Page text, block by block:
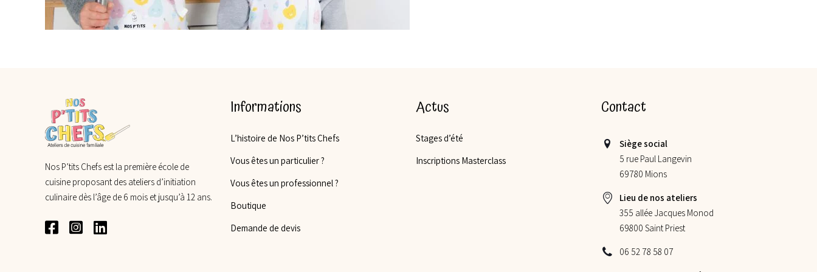
Nos P’tits Chefs est la première école de
cuisine proposant des ateliers d’initiation
culinaire dès l’âge de 6 mois et jusqu’à 12 ans.
Informations
L’histoire de Nos P’tits Chefs
Vous êtes un particulier ?
Vous êtes un professionnel ?
Boutique
Demande de devis
Actus
Stages d’été
Inscriptions Masterclass
Contact
Siège social
5 rue Paul Langevin
69780 Mions
Lieu de nos ateliers
355 allée Jacques Monod
69800 Saint Priest
06 52 78 58 07